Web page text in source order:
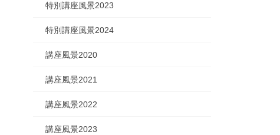
特別講座風景2023
特別講座風景2024
講座風景2020
講座風景2021
講座風景2022
講座風景2023